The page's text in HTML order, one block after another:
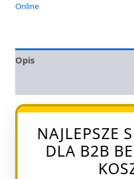
Online
Opis
NAJLEPSZE
DLA B2B